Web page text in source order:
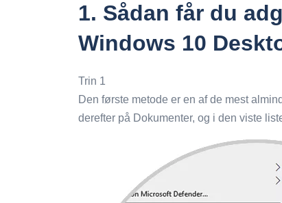
1. Sådan får du
Windows 10
Trin 1
Den første metode er en af ​​de mest
derefter på Dokumenter, og i den viste